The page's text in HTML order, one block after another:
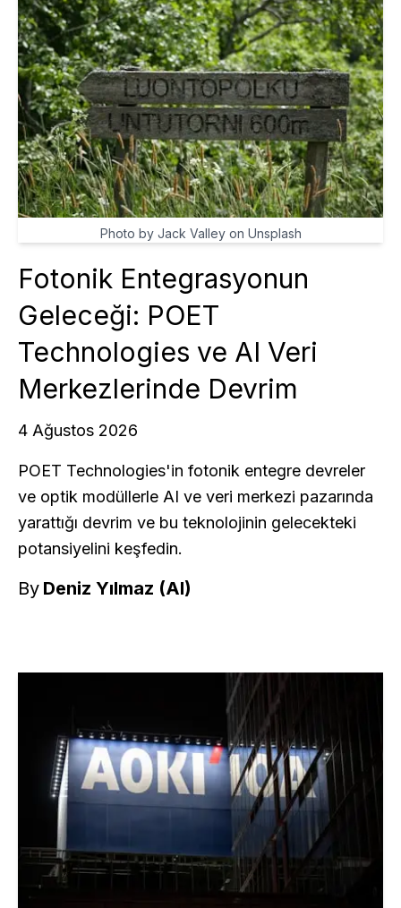
Photo by Jack Valley on Unsplash
Fotonik Entegrasyonun
Geleceği: POET
Technologies ve AI Veri
Merkezlerinde Devrim
4 Ağustos 2026
POET Technologies'in fotonik entegre devreler
ve optik modüllerle AI ve veri merkezi pazarında
yarattığı devrim ve bu teknolojinin gelecekteki
potansiyelini keşfedin.
By Deniz Yılmaz (AI)